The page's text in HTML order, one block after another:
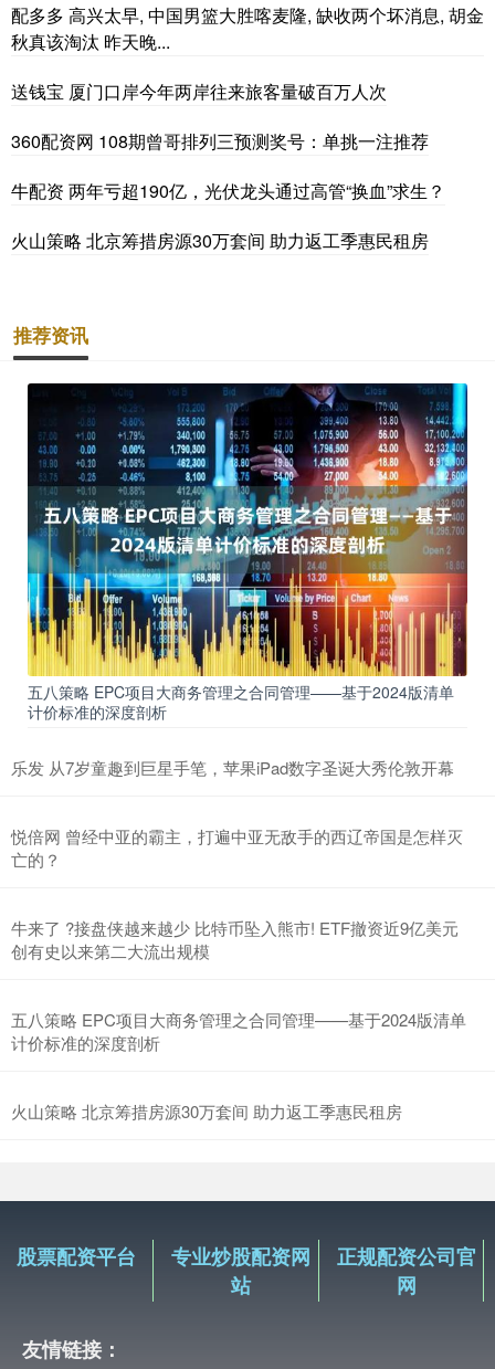
配多多 高兴太早, 中国男篮大胜喀麦隆, 缺收两个坏消息, 胡金
秋真该淘汰 昨天晚...
送钱宝 厦门口岸今年两岸往来旅客量破百万人次
360配资网 108期曾哥排列三预测奖号：单挑一注推荐
牛配资 两年亏超190亿，光伏龙头通过高管“换血”求生？
火山策略 北京筹措房源30万套间 助力返工季惠民租房
推荐资讯
五八策略 EPC项目大商务管理之合同管理——基于2024版清单
计价标准的深度剖析
乐发 从7岁童趣到巨星手笔，苹果iPad数字圣诞大秀伦敦开幕
悦倍网 曾经中亚的霸主，打遍中亚无敌手的西辽帝国是怎样灭
亡的？
牛来了 ?接盘侠越来越少 比特币坠入熊市! ETF撤资近9亿美元
创有史以来第二大流出规模
五八策略 EPC项目大商务管理之合同管理——基于2024版清单
计价标准的深度剖析
火山策略 北京筹措房源30万套间 助力返工季惠民租房
股票配资平台
专业炒股配资网
站
正规配资公司官
网
友情链接：